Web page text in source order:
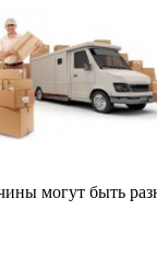
могут быть